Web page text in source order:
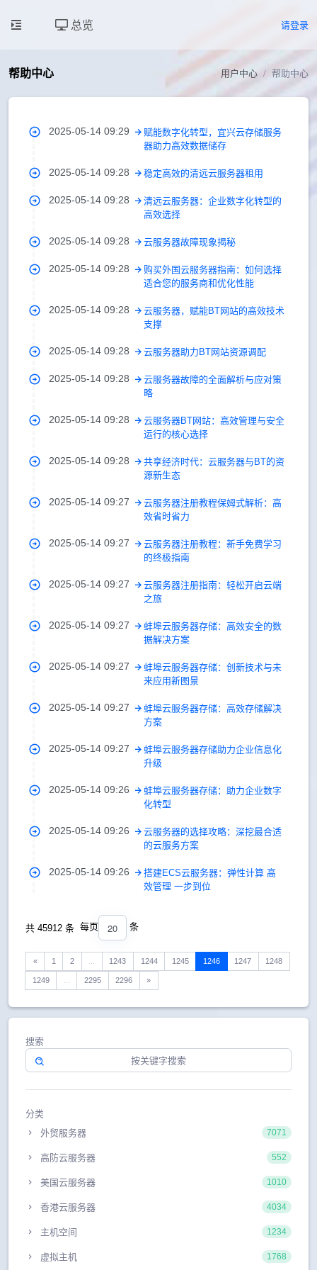
总览 请登录
帮助中心 用户中心 帮助中心
2025-05-14 09:29
赋能数字化转型，宜兴云存储服务
器助力高效数据储存
2025-05-14 09:28 稳定高效的清远云服务器租用
2025-05-14 09:28
清远云服务器：企业数字化转型的
高效选择
2025-05-14 09:28 云服务器故障现象揭秘
2025-05-14 09:28
购买外国云服务器指南：如何选择
适合您的服务商和优化性能
2025-05-14 09:28
云服务器，赋能BT网站的高效技术
支撑
2025-05-14 09:28 云服务器助力BT网站资源调配
2025-05-14 09:28
云服务器故障的全面解析与应对策
略
2025-05-14 09:28
云服务器BT网站：高效管理与安全
运行的核心选择
2025-05-14 09:28
共享经济时代：云服务器与BT的资
源新生态
2025-05-14 09:27
云服务器注册教程保姆式解析：高
效省时省力
2025-05-14 09:27
云服务器注册教程：新手免费学习
的终极指南
2025-05-14 09:27
云服务器注册指南：轻松开启云端
之旅
2025-05-14 09:27
蚌埠云服务器存储：高效安全的数
据解决方案
2025-05-14 09:27
蚌埠云服务器存储：创新技术与未
来应用新图景
2025-05-14 09:27
蚌埠云服务器存储：高效存储解决
方案
2025-05-14 09:27
蚌埠云服务器存储助力企业信息化
升级
2025-05-14 09:26
蚌埠云服务器存储：助力企业数字
化转型
2025-05-14 09:26
云服务器的选择攻略：深挖最合适
的云服务方案
2025-05-14 09:26
搭建ECS云服务器：弹性计算 高
效管理 一步到位
共 45912 条 每页 20 条
« 1 2 1243 1244 1245 1246 1247 1248
1249 2295 2296 »
搜索
分类
外贸服务器
7071
高防云服务器 552
美国云服务器 1010
香港云服务器 4034
主机空间 1234
虚拟主机 1768